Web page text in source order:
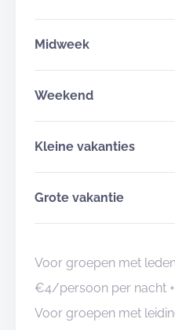
Midweek
Weekend
Kleine vakanties
Grote vakantie
Voor groepen met
€4/persoon per nacht
Voor groepen met